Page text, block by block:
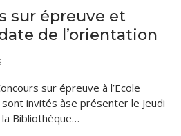
sur épreuve et
de l’orientation
sur épreuve à l’Ecole
invités àse présenter le Jeudi
Bibliothèque…